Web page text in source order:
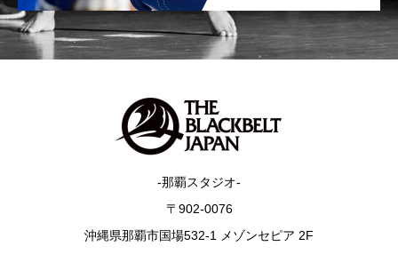
-那覇スタジオ-
〒902-0076
沖縄県那覇市国場532-1 メゾンセピア 2F